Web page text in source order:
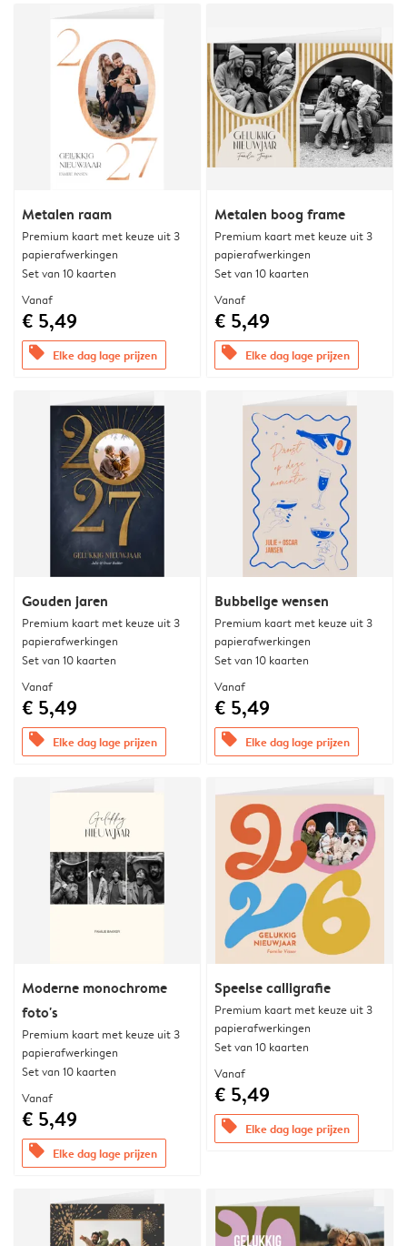
Metalen raam
Premium kaart met keuze uit 3
papierafwerkingen
Set van 10 kaarten
Vanaf
€ 5,49
offers Elke dag lage prijzen
Metalen boog frame
Premium kaart met keuze uit 3
papierafwerkingen
Set van 10 kaarten
Vanaf
€ 5,49
offers Elke dag lage prijzen
Gouden jaren
Premium kaart met keuze uit 3
papierafwerkingen
Set van 10 kaarten
Vanaf
€ 5,49
offers Elke dag lage prijzen
Bubbelige wensen
Premium kaart met keuze uit 3
papierafwerkingen
Set van 10 kaarten
Vanaf
€ 5,49
offers Elke dag lage prijzen
Moderne monochrome
foto's
Premium kaart met keuze uit 3
papierafwerkingen
Set van 10 kaarten
Vanaf
€ 5,49
offers Elke dag lage prijzen
Speelse calligrafie
Premium kaart met keuze uit 3
papierafwerkingen
Set van 10 kaarten
Vanaf
€ 5,49
offers Elke dag lage prijzen